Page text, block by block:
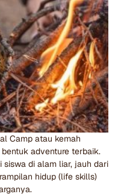
Camp atau kemah
adventure terbaik.
di alam liar, jauh dari
hidup (life skills)